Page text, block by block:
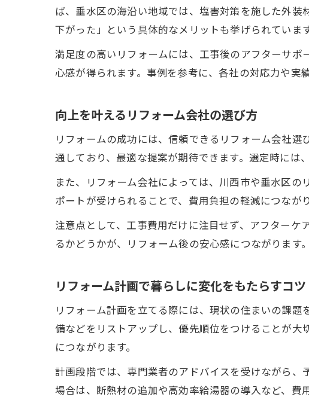
安
事
ば、垂水区の海沿い地域では、塩害対策を施した外
下がった」という具体的なメリットも挙げられています
満足度の高いリフォームには、工事後のアフターサ
心感が得られます。事例を参考に、各社の対応力や実
向上を叶えるリフォーム会社の選び方
リフォームの成功には、信頼できるリフォーム会社
通しており、最適な提案が期待できます。選定時には
また、リフォーム会社によっては、川西市や垂水区
ポートが受けられることで、費用負担の軽減につなが
注意点として、工事費用だけに注目せず、アフター
るかどうかが、リフォーム後の安心感につながります
リフォーム計画で暮らしに変化をもたらすコツ
リフォーム計画を立てる際には、現状の住まいの課
備などをリストアップし、優先順位をつけることが
につながります。
計画段階では、専門業者のアドバイスを受けながら
場合は、断熱材の追加や高効率給湯器の導入など、